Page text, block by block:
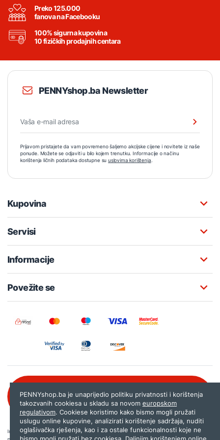
Preko 125.000
fanova na Facebooku
100% sigurna kupovina
10 fizičkih prodajnih centara
PENNYshop.ba Newsletter
Prijavom pristajete da vam povremeno šaljemo akcijske cijene i novitete iz naše
ponude. Možete se odjaviti u bilo kojem trenutku. Informacije o načinu
korištenja ličnih podataka dostupne su uslovima korištenja.
Kupovina
Servisi
Informacije
Povežite se
080 020 261
Internet trgovina PENNYshop.ba nastoji objavljivati samo provjerene i pravilne
podatke. Ako na našoj stranici otkrijete neistinite, odnosno neadekvatne informacije,
PENNYshop.ba je unaprijedio politiku privatnosti i korištenja
takozvanih cookiesa u skladu sa novom europskom
regulativom. Cookiese koristimo kako bismo mogli pružati
uslugu online kupovine, analizirati korištenje sadržaja, nuditi
oglašivačka rješenja, kao i za ostale funkcionalnosti koje ne